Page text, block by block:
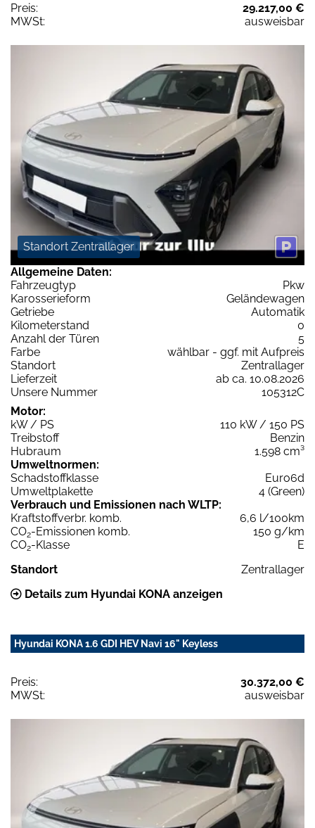
Preis:
29.217,00 €
MWSt:
ausweisbar
Standort Zentrallager
Allgemeine Daten:
Fahrzeugtyp
Pkw
Karosserieform
Geländewagen
Getriebe
Automatik
Kilometerstand
0
Anzahl der Türen
5
Farbe
wählbar - ggf. mit Aufpreis
Standort
Zentrallager
Lieferzeit
ab ca. 10.08.2026
Unsere Nummer
105312C
Motor:
kW / PS
110 kW / 150 PS
Treibstoff
Benzin
Hubraum
1.598 cm³
Umweltnormen:
Schadstoffklasse
Euro6d
Umweltplakette
4 (Green)
Verbrauch und Emissionen nach WLTP:
Kraftstoffverbr. komb.
6,6 l/100km
CO2-Emissionen komb.
150 g/km
CO2-Klasse
E
Standort
Zentrallager
Details zum Hyundai KONA anzeigen
Hyundai KONA 1.6 GDI HEV Navi 16" Keyless
Preis:
30.372,00 €
MWSt:
ausweisbar